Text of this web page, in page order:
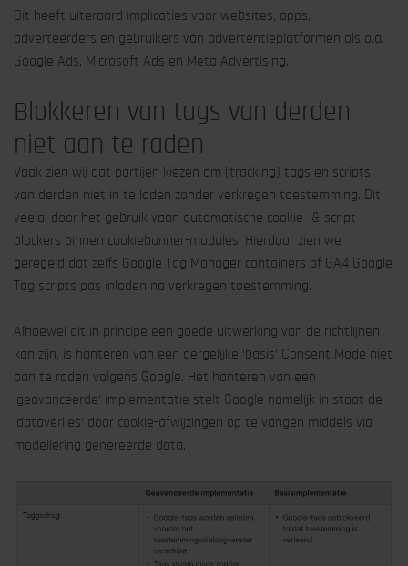
Dit heeft uiteraard implicaties voor websites, apps,
adverteerders en gebruikers van advertentieplatformen als o.a.
Google Ads, Microsoft Ads en Meta Advertising.
Blokkeren van tags van derden
niet aan te raden
Vaak zien wij dat partijen kiezen om (tracking) tags en scripts
van derden niet in te laden zonder verkregen toestemming. Dit
veelal door het gebruik vaan automatische cookie- & script
blockers binnen cookiebanner-modules. Hierdoor zien we
geregeld dat zelfs Google Tag Manager containers of GA4 Google
Tag scripts pas inladen na verkregen toestemming.
Alhoewel dit in principe een goede uitwerking van de richtlijnen
kan zijn, is hanteren van een dergelijke ‘basis’ Consent Mode niet
aan te raden volgens Google. Het hanteren van een
‘geavanceerde’ implementatie stelt Google namelijk in staat de
‘dataverlies’ door cookie-afwijzingen op te vangen middels via
modellering genereerde data.